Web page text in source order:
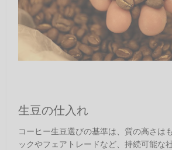
生豆の仕入れ
コーヒー生豆選びの基準は、質の高さは
ックやフェアトレードなど、持続可能な